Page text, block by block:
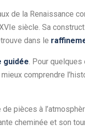
de la Renaissance
siècle. Sa
dans le
guidée. Pour
comprendre
pièces à
cheminée et son